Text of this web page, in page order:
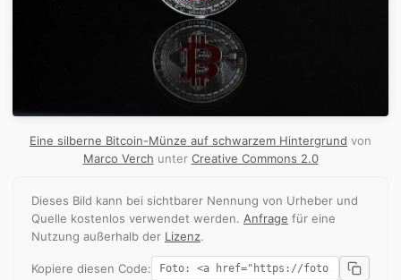
Eine silberne Bitcoin-Münze auf schwarzem Hintergrund von
Marco Verch unter Creative Commons 2.0
Dieses Bild kann bei sichtbarer Nennung von Urheber und
Quelle kostenlos verwendet werden. Anfrage für eine
Nutzung außerhalb der Lizenz.
Kopiere diesen Code: